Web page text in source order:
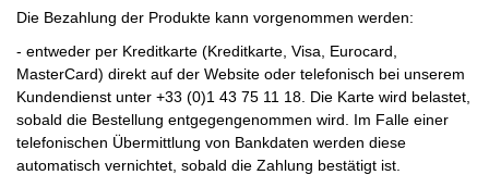
Die Bezahlung der Produkte kann vorgenommen werden:
- entweder per Kreditkarte (Kreditkarte, Visa, Eurocard,
MasterCard) direkt auf der Website oder telefonisch bei unserem
Kundendienst unter +33 (0)1 43 75 11 18. Die Karte wird belastet,
sobald die Bestellung entgegengenommen wird. Im Falle einer
telefonischen Übermittlung von Bankdaten werden diese
automatisch vernichtet, sobald die Zahlung bestätigt ist.